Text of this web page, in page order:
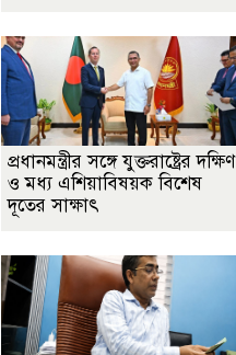
প্রধানমন্ত্রীর সঙ্গে যুক্তরাষ্ট্রের দক্ষিণ
ও মধ্য এশিয়াবিষয়ক বিশেষ
দূতের সাক্ষাৎ